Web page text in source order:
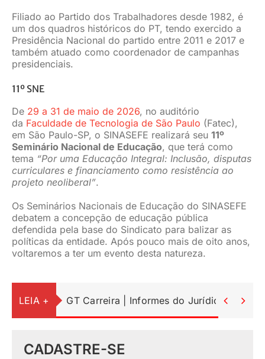
Filiado ao Partido dos Trabalhadores desde 1982, é
um dos quadros históricos do PT, tendo exercido a
Presidência Nacional do partido entre 2011 e 2017 e
também atuado como coordenador de campanhas
presidenciais.
11º SNE
De 29 a 31 de maio de 2026, no auditório
da Faculdade de Tecnologia de São Paulo (Fatec),
em São Paulo-SP, o SINASEFE realizará seu 11º
Seminário Nacional de Educação, que terá como
tema “Por uma Educação Integral: Inclusão, disputas
curriculares e financiamento como resistência ao
projeto neoliberal”.
Os Seminários Nacionais de Educação do SINASEFE
debatem a concepção de educação pública
defendida pela base do Sindicato para balizar as
políticas da entidade. Após pouco mais de oito anos,
voltaremos a ter um evento desta natureza.
LEIA + GT Carreira | Informes do Jurídico 
CADASTRE-SE